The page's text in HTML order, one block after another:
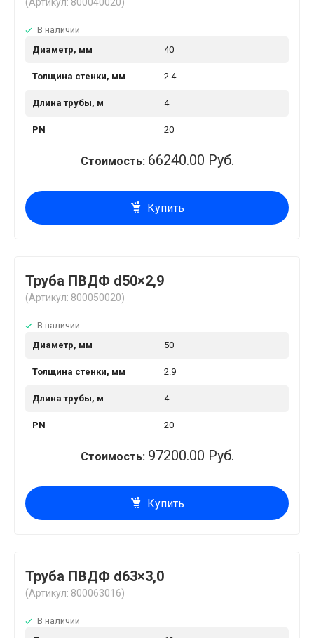
В наличии
Диаметр, мм
40
Толщина стенки, мм 2.4
Длина трубы, м 4
PN 20
Стоимость: 66240.00 Руб.
Купить
Труба ПВДФ d50×2,9
(Артикул: 800050020)
В наличии
Диаметр, мм
50
Толщина стенки, мм 2.9
Длина трубы, м 4
PN 20
Стоимость: 97200.00 Руб.
Купить
Труба ПВДФ d63×3,0
(Артикул: 800063016)
В наличии